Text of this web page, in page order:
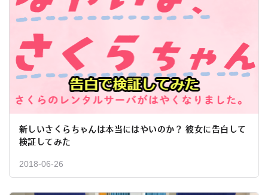
新しいさくらちゃんは本当にはやいのか？ 彼女に告白して
検証してみた
2018-06-26